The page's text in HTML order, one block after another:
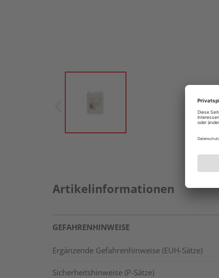
Artikelinformationen
GEFAHRENHINWEISE
Ergänzende Gefahrenhinweise (EUH-Sätze)
Sicherheitshinweise (P-Sätze)